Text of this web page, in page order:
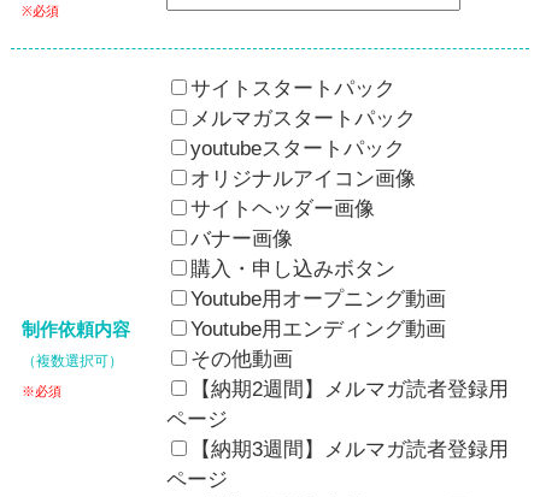
※必須
制作依頼内容
（複数選択可）
※必須
サイトスタートパック
メルマガスタートパック
youtubeスタートパック
オリジナルアイコン画像
サイトヘッダー画像
バナー画像
購入・申し込みボタン
Youtube用オープニング動画
Youtube用エンディング動画
その他動画
【納期2週間】メルマガ読者登録用
ページ
【納期3週間】メルマガ読者登録用
ページ